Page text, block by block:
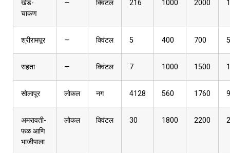
खेड-
चाकण
— क्विंटल 216 1000 2000
श्रीरामपूर — क्विंटल 5 400 700
राहता — क्विंटल 7 1000 1500
सोलापूर लोकल नग 4128 560 1760
अमरावती-
फळ आणि
भाजीपाला
लोकल क्विंटल 30 1800 2200